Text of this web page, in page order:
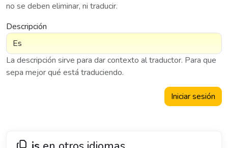
no se deben eliminar, ni traducir.
Descripción
La descripción sirve para dar contexto al traductor. Para que
sepa mejor qué está traduciendo.
Iniciar sesión